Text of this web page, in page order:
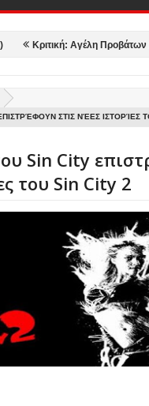
Αγέλη Προβάτων (2021)
ΣΤΙΣ ΝΈΕΣ ΙΣΤΟΡΊΕΣ
Sin City
του Sin City 2